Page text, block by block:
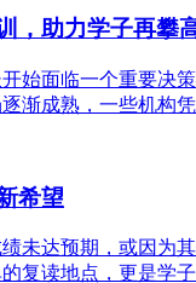
，助力学子再攀
始面临一个重要
渐成熟，一些机构
希望
未达预期，或因为
复读地点，更是学